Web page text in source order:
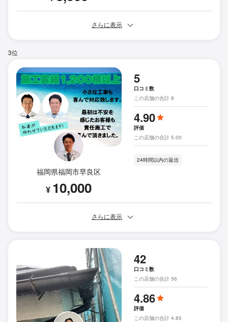
さらに表示
3位
福岡県福岡市早良区
¥ 10,000
5
口コミ数
この店舗の合計 8
4.90
評価
この店舗の合計 5.00
24時間以内の返信
さらに表示
42
口コミ数
この店舗の合計 56
4.86
評価
この店舗の合計 4.85